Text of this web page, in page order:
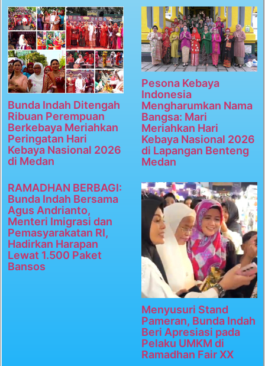
Bunda Indah Ditengah
Ribuan Perempuan
Berkebaya Meriahkan
Peringatan Hari
Kebaya Nasional 2026
di Medan
Pesona Kebaya
Indonesia
Mengharumkan Nama
Bangsa: Mari
Meriahkan Hari
Kebaya Nasional 2026
di Lapangan Benteng
Medan
RAMADHAN BERBAGI:
Bunda Indah Bersama
Agus Andrianto,
Menteri Imigrasi dan
Pemasyarakatan RI,
Hadirkan Harapan
Lewat 1.500 Paket
Bansos
Menyusuri Stand
Pameran, Bunda Indah
Beri Apresiasi pada
Pelaku UMKM di
Ramadhan Fair XX